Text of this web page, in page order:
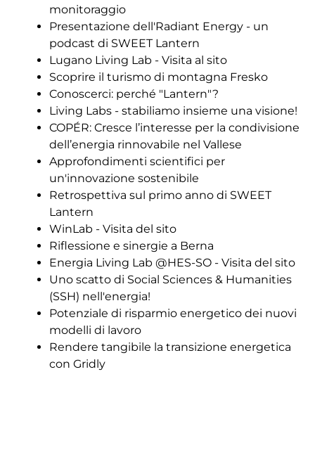
monitoraggio
Presentazione dell'Radiant Energy - un
podcast di SWEET Lantern
Lugano Living Lab - Visita al sito
Scoprire il turismo di montagna Fresko
Conoscerci: perché "Lantern"?
Living Labs - stabiliamo insieme una visione!
COPÉR: Cresce l’interesse per la condivisione
dell’energia rinnovabile nel Vallese
Approfondimenti scientifici per
un'innovazione sostenibile
Retrospettiva sul primo anno di SWEET
Lantern
WinLab - Visita del sito
Riflessione e sinergie a Berna
Energia Living Lab @HES-SO - Visita del sito
Uno scatto di Social Sciences & Humanities
(SSH) nell'energia!
Potenziale di risparmio energetico dei nuovi
modelli di lavoro
Rendere tangibile la transizione energetica
con Gridly